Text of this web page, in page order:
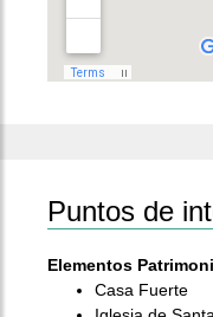
Puntos de
Elementos
Casa Fuerte